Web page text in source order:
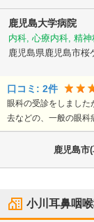
鹿児島大学病院
内科, 心療内科, 精神
鹿児島県鹿児島市桜
口コミ: 2件
眼科の受診をしました
去などの、一般の眼科
鹿児島市
小川耳鼻咽